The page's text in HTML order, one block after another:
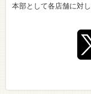
本部として各店舗に対